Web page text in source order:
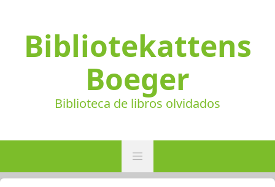
Bibliotekattens
Boeger
Biblioteca de libros olvidados